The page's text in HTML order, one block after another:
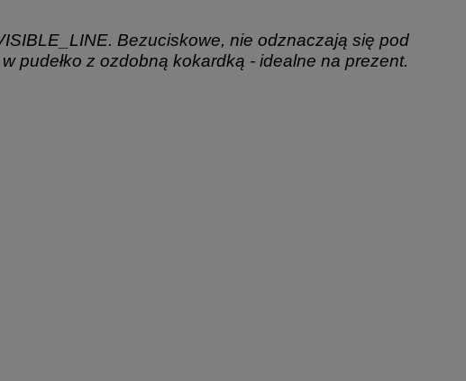
Bezuciskowe, nie odznaczają się pod
pudełko z ozdobną kokardką - idealne na prezent.